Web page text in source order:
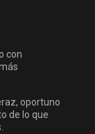
con
oportuno
de lo que